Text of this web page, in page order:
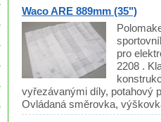
Waco ARE 889mm (35")
pro
2208 .
vyřezávanými díly, potahový
Ovládaná směrovka,